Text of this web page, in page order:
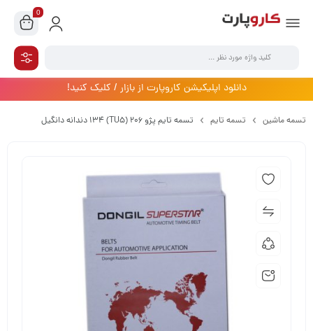
0
دانلود اپلیکیشن کاروپارت از بازار / کلیک کنید!
تسمه ماشین تسمه تایم تسمه تایم پژو 206 (TU5) 134 دندانه دانگیل